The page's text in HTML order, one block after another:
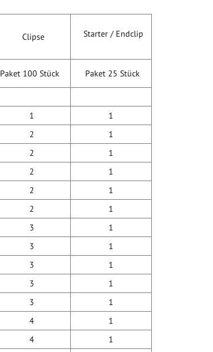
Clipse Starter / Endclip
Paket 100 Stück Paket 25 Stück
1
1
2
1
2
1
2
1
2
1
2
1
3
1
3
1
3
1
3
1
3
1
4
1
4
1